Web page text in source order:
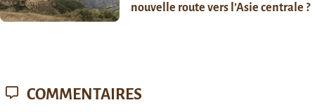
nouvelle route vers l’Asie centrale ?
COMMENTAIRES